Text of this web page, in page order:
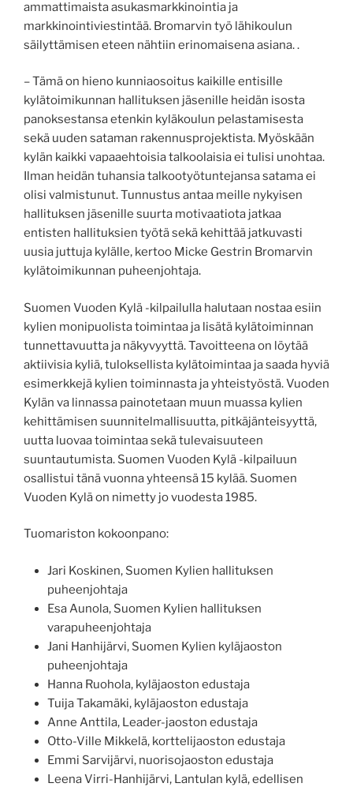
ammattimaista asukasmarkkinointia ja
markkinointiviestintää. Bromarvin työ lähikoulun
säilyttämisen eteen nähtiin erinomaisena asiana. .
– Tämä on hieno kunniaosoitus kaikille entisille
kylätoimikunnan hallituksen jäsenille heidän isosta
panoksestansa etenkin kyläkoulun pelastamisesta
sekä uuden sataman rakennusprojektista. Myöskään
kylän kaikki vapaaehtoisia talkoolaisia ei tulisi unohtaa.
Ilman heidän tuhansia talkootyötuntejansa satama ei
olisi valmistunut. Tunnustus antaa meille nykyisen
hallituksen jäsenille suurta motivaatiota jatkaa
entisten hallituksien työtä sekä kehittää jatkuvasti
uusia juttuja kylälle, kertoo Micke Gestrin Bromarvin
kylätoimikunnan puheenjohtaja.
Suomen Vuoden Kylä -kilpailulla halutaan nostaa esiin
kylien monipuolista toimintaa ja lisätä kylätoiminnan
tunnettavuutta ja näkyvyyttä. Tavoitteena on löytää
aktiivisia kyliä, tuloksellista kylätoimintaa ja saada hyviä
esimerkkejä kylien toiminnasta ja yhteistyöstä. Vuoden
Kylän va linnassa painotetaan muun muassa kylien
kehittämisen suunnitelmallisuutta, pitkäjänteisyyttä,
uutta luovaa toimintaa sekä tulevaisuuteen
suuntautumista. Suomen Vuoden Kylä -kilpailuun
osallistui tänä vuonna yhteensä 15 kylää. Suomen
Vuoden Kylä on nimetty jo vuodesta 1985.
Tuomariston kokoonpano:
Jari Koskinen, Suomen Kylien hallituksen
puheenjohtaja
Esa Aunola, Suomen Kylien hallituksen
varapuheenjohtaja
Jani Hanhijärvi, Suomen Kylien kyläjaoston
puheenjohtaja
Hanna Ruohola, kyläjaoston edustaja
Tuija Takamäki, kyläjaoston edustaja
Anne Anttila, Leader-jaoston edustaja
Otto-Ville Mikkelä, korttelijaoston edustaja
Emmi Sarvijärvi, nuorisojaoston edustaja
Leena Virri-Hanhijärvi, Lantulan kylä, edellisen